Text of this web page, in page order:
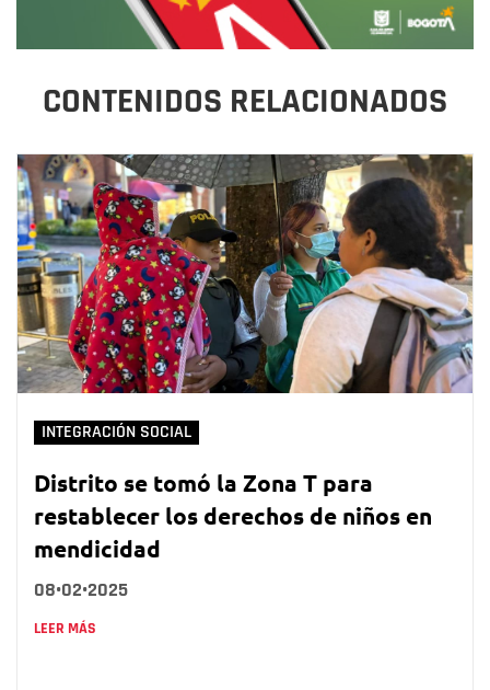
CONTENIDOS RELACIONADOS
INTEGRACIÓN SOCIAL
Distrito se tomó la Zona T para
restablecer los derechos de niños en
mendicidad
08•02•2025
LEER MÁS